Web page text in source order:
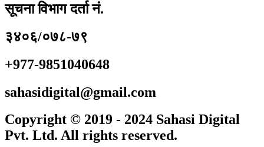
सूचना विभाग दर्ता नं.
३४०६/०७८-७९
+977-9851040648
sahasidigital@gmail.com
Copyright © 2019 - 2024 Sahasi Digital
Pvt. Ltd. All rights reserved.